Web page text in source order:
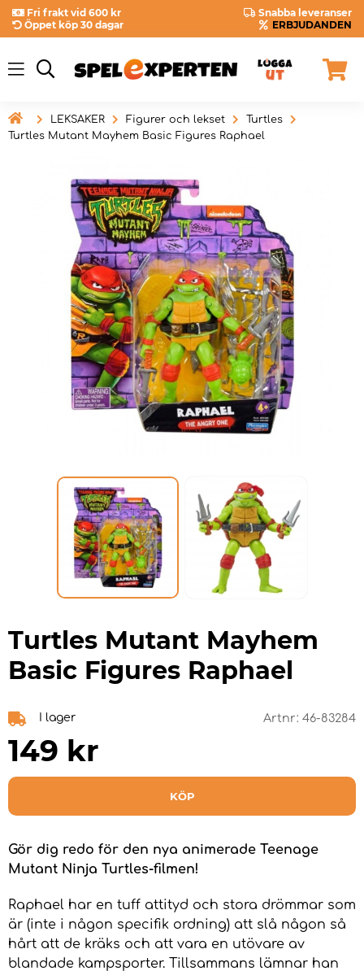
Fri frakt vid 600 kr
Snabba leveranser
Öppet köp 30 dagar
ERBJUDANDEN
 LEKSAKER Figurer och lekset
Turtles
Turtles Mutant Mayhem Basic Figures Raphael
Turtles Mutant Mayhem
Basic Figures Raphael
I lager Artnr: 46-83284
149 kr
KÖP
Gör dig redo för den nya animerade Teenage
Mutant Ninja Turtles-filmen!
Raphael har en tuff attityd och stora drömmar som
är (inte i någon specifik ordning) att slå någon så
hårt att de kräks och att vara en utövare av
blandade kampsporter. Tillsammans lämnar han